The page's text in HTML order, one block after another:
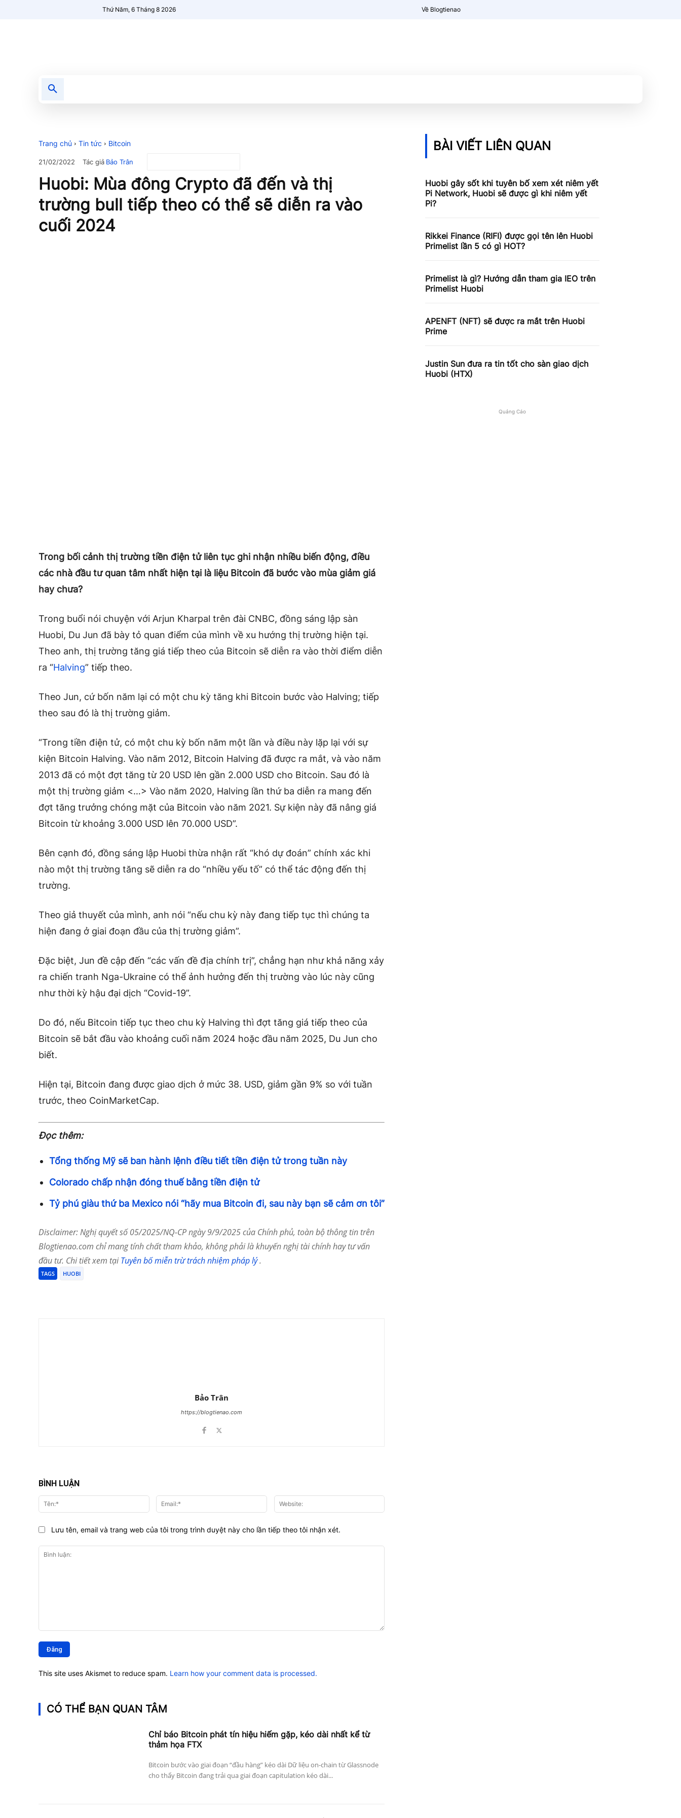
Thứ Năm, 6 Tháng 8 2026 Về Blogtienao
Trang chủ Tin tức Bitcoin
21/02/2022 Tác giả Bảo Trân
Huobi: Mùa đông Crypto đã đến và thị
trường bull tiếp theo có thể sẽ diễn ra vào
cuối 2024
Trong bối cảnh thị trường tiền điện tử liên tục ghi nhận nhiều biến động, điều
các nhà đầu tư quan tâm nhất hiện tại là liệu Bitcoin đã bước vào mùa giảm giá
hay chưa?
Trong buổi nói chuyện với Arjun Kharpal trên đài CNBC, đồng sáng lập sàn
Huobi, Du Jun đã bày tỏ quan điểm của mình về xu hướng thị trường hiện tại.
Theo anh, thị trường tăng giá tiếp theo của Bitcoin sẽ diễn ra vào thời điểm diễn
ra “Halving” tiếp theo.
Theo Jun, cứ bốn năm lại có một chu kỳ tăng khi Bitcoin bước vào Halving; tiếp
theo sau đó là thị trường giảm.
“Trong tiền điện tử, có một chu kỳ bốn năm một lần và điều này lặp lại với sự
kiện Bitcoin Halving. Vào năm 2012, Bitcoin Halving đã được ra mắt, và vào năm
2013 đã có một đợt tăng từ 20 USD lên gần 2.000 USD cho Bitcoin. Sau đó là
một thị trường giảm <…> Vào năm 2020, Halving lần thứ ba diễn ra mang đến
đợt tăng trưởng chóng mặt của Bitcoin vào năm 2021. Sự kiện này đã nâng giá
Bitcoin từ khoảng 3.000 USD lên 70.000 USD”.
Bên cạnh đó, đồng sáng lập Huobi thừa nhận rất “khó dự đoán” chính xác khi
nào một thị trường tăng sẽ diễn ra do “nhiều yếu tố” có thể tác động đến thị
trường.
Theo giả thuyết của mình, anh nói “nếu chu kỳ này đang tiếp tục thì chúng ta
hiện đang ở giai đoạn đầu của thị trường giảm”.
Đặc biệt, Jun đề cập đến “các vấn đề địa chính trị”, chẳng hạn như khả năng xảy
ra chiến tranh Nga-Ukraine có thể ảnh hưởng đến thị trường vào lúc này cũng
như thời kỳ hậu đại dịch “Covid-19”.
Do đó, nếu Bitcoin tiếp tục theo chu kỳ Halving thì đợt tăng giá tiếp theo của
Bitcoin sẽ bắt đầu vào khoảng cuối năm 2024 hoặc đầu năm 2025, Du Jun cho
biết.
Hiện tại, Bitcoin đang được giao dịch ở mức 38. USD, giảm gần 9% so với tuần
trước, theo CoinMarketCap.
Đọc thêm:
Tổng thống Mỹ sẽ ban hành lệnh điều tiết tiền điện tử trong tuần này
Colorado chấp nhận đóng thuế bằng tiền điện tử
Tỷ phú giàu thứ ba Mexico nói “hãy mua Bitcoin đi, sau này bạn sẽ cảm ơn tôi”
Disclaimer: Nghị quyết số 05/2025/NQ-CP ngày 9/9/2025 của Chính phủ, toàn bộ thông tin trên
Blogtienao.com chỉ mang tính chất tham khảo, không phải là khuyến nghị tài chính hay tư vấn
đầu tư. Chi tiết xem tạiTuyên bố miễn trừ trách nhiệm pháp lý.
TAGS HUOBI
Bảo Trân
https://blogtienao.com
BÌNH LUẬN
luận:
Tên:* Email:*
Lưu tên, email và trang web của tôi trong trình duyệt này cho lần tiếp theo tôi nhận xét.
This site uses Akismet to reduce spam. Learn how your comment data is processed.
CÓ THỂ BẠN QUAN TÂM
Chỉ báo Bitcoin phát tín hiệu hiếm gặp, kéo dài nhất kể từ
thảm họa FTX
Bitcoin bước vào giai đoạn “đầu hàng” kéo dài Dữ liệu on-chain từ Glassnode
cho thấy Bitcoin đang trải qua giai đoạn capitulation kéo dài...
BÀI VIẾT LIÊN QUAN
Huobi gây sốt khi tuyên bố xem xét niêm yết
Pi Network, Huobi sẽ được gì khi niêm yết
Pi?
Rikkei Finance (RIFI) được gọi tên lên Huobi
Primelist lần 5 có gì HOT?
Primelist là gì? Hướng dẫn tham gia IEO trên
Primelist Huobi
APENFT (NFT) sẽ được ra mắt trên Huobi
Prime
Justin Sun đưa ra tin tốt cho sàn giao dịch
Huobi (HTX)
Quảng Cáo